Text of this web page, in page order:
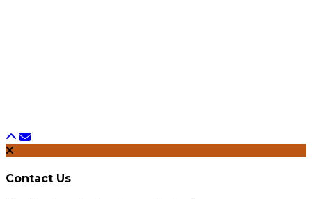
Contact Us